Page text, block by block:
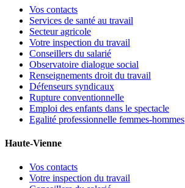
Vos contacts
Services de santé au travail
Secteur agricole
Votre inspection du travail
Conseillers du salarié
Observatoire dialogue social
Renseignements droit du travail
Défenseurs syndicaux
Rupture conventionnelle
Emploi des enfants dans le spectacle
Egalité professionnelle femmes-hommes
Haute-Vienne
Vos contacts
Votre inspection du travail